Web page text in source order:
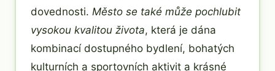
dovednosti. Město se také může pochlubit
vysokou kvalitou života, která je dána
kombinací dostupného bydlení, bohatých
kulturních a sportovních aktivit a krásné